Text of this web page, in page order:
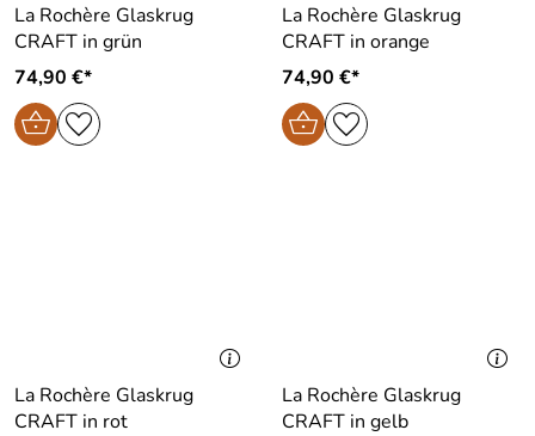
La Rochère Glaskrug
CRAFT in grün
74,90 €*
La Rochère Glaskrug
CRAFT in orange
74,90 €*
La Rochère Glaskrug
CRAFT in rot
La Rochère Glaskrug
CRAFT in gelb